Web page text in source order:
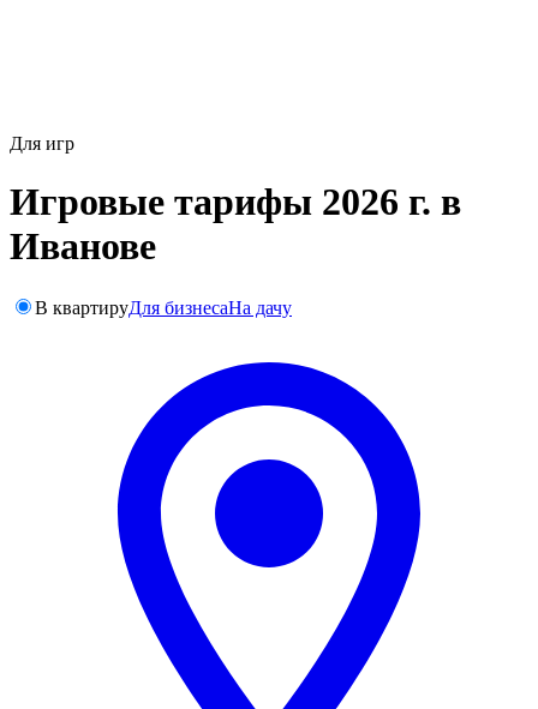
Для игр
Игровые тарифы 2026 г. в
Иванове
В квартируДля бизнесаНа дачу